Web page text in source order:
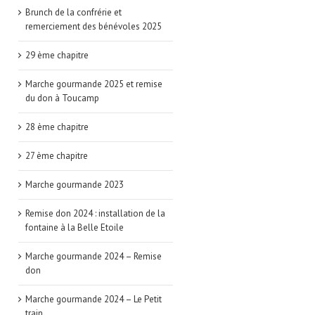
Brunch de la confrérie et
remerciement des bénévoles 2025
29 ème chapitre
Marche gourmande 2025 et remise
du don à Toucamp
28 ème chapitre
27 ème chapitre
Marche gourmande 2023
Remise don 2024 : installation de la
fontaine à la Belle Etoile
Marche gourmande 2024 – Remise
don
Marche gourmande 2024 – Le Petit